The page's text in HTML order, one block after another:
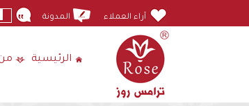
آراء العملاء المدونة
الرئيسية